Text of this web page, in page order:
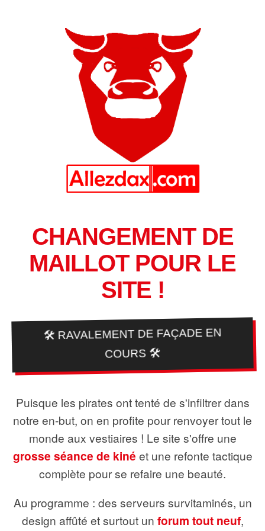
CHANGEMENT DE
MAILLOT POUR LE
SITE !
🛠️ RAVALEMENT DE FAÇADE EN
COURS 🛠️
Puisque les pirates ont tenté de s'infiltrer dans
notre en-but, on en profite pour renvoyer tout le
monde aux vestiaires ! Le site s'offre une
grosse séance de kiné et une refonte tactique
complète pour se refaire une beauté.
Au programme : des serveurs survitaminés, un
design affûté et surtout un forum tout neuf,